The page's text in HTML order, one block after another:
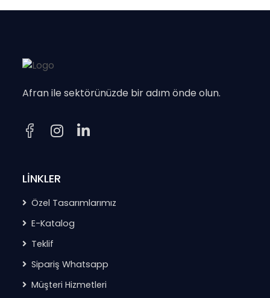
Afran ile sektörünüzde bir adım önde olun.
LİNKLER
Özel Tasarımlarımız
E-Katalog
Teklif
Sipariş Whatsapp
Müşteri Hizmetleri